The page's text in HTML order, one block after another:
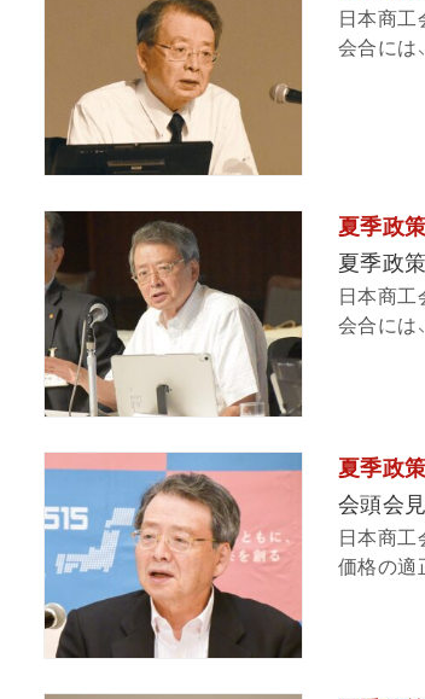
日本商工
会合には
夏季政
夏季政
日本商工
会合には
夏季政
会頭会見
日本商工
価格の適